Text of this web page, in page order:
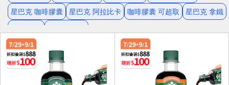
星巴克 咖啡膠囊 星巴克 阿拉比卡 咖啡膠囊 可超取
星巴克 拿鐵